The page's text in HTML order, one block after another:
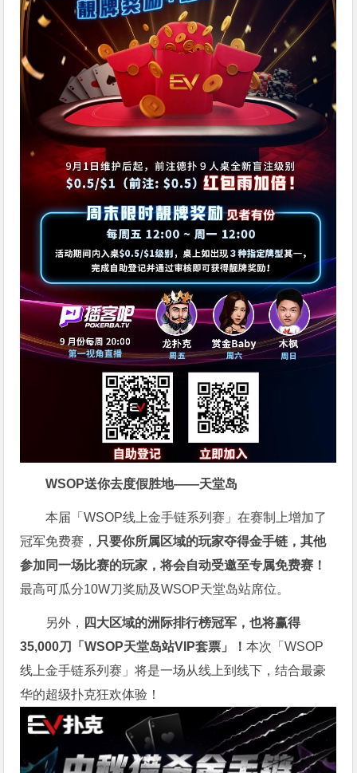
WSOP送你去度假胜地——天堂岛
本届「WSOP线上金手链系列赛」在赛制上增加了
冠军免费赛， 只要你所属区域的玩家夺得金手链，其他
参加同一场比赛的玩家，将会自动受邀至专属免费赛！
最高可瓜分10W刀奖励及WSOP天堂岛站席位。
另外， 四大区域的洲际排行榜冠军，也将赢得
35,000刀「WSOP天堂岛站VIP套票」！本次「WSOP
线上金手链系列赛」将是一场从线上到线下，结合最豪
华的超级扑克狂欢体验！